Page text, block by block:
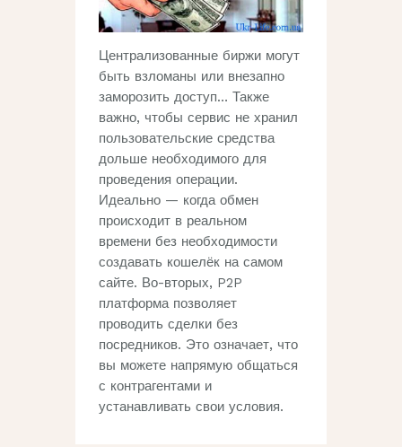
Централизованные биржи могут
быть взломаны или внезапно
заморозить доступ… Также
важно, чтобы сервис не хранил
пользовательские средства
дольше необходимого для
проведения операции.
Идеально — когда обмен
происходит в реальном
времени без необходимости
создавать кошелёк на самом
сайте. Во-вторых, P2P
платформа позволяет
проводить сделки без
посредников. Это означает, что
вы можете напрямую общаться
с контрагентами и
устанавливать свои условия.